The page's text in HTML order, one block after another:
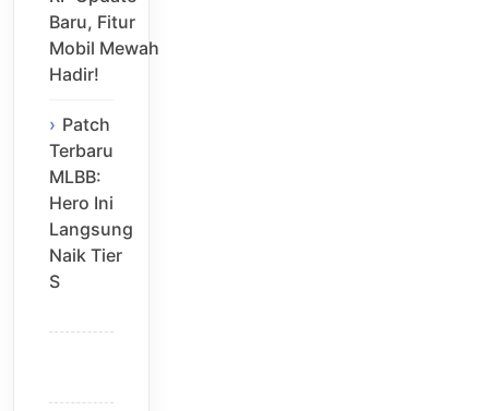
Baru, Fitur
Mobil Mewah
Hadir!
Patch
Terbaru
MLBB:
Hero Ini
Langsung
Naik Tier
S